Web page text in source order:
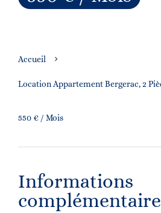
Accueil
Location Appartement Bergerac, 2
550 € / Mois
Informations